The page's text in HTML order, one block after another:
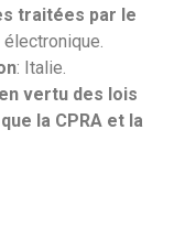
traitées par le
: Italie.
vertu des lois
la CPRA et la